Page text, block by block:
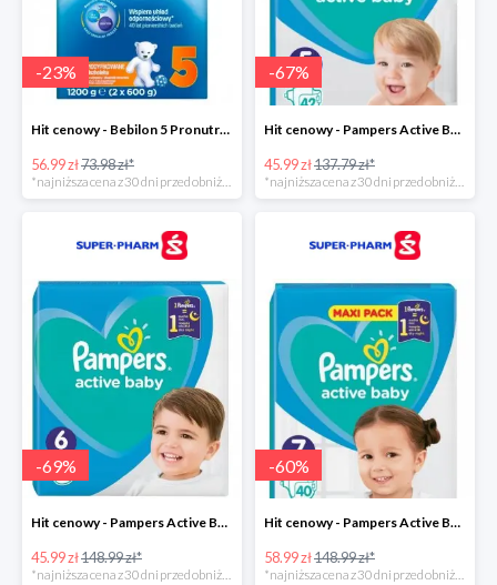
-23%
Hit cenowy - Bebilon 5 Pronutra Advance
56.99 zł73.98 zł*
*najniższa cena z 30 dni przed obniżką
-67%
Hit cenowy - Pampers Active Baby 5
45.99 zł137.79 zł*
*najniższa cena z 30 dni przed obniżką
-69%
Hit cenowy - Pampers Active Baby 6
45.99 zł148.99 zł*
*najniższa cena z 30 dni przed obniżką
-60%
Hit cenowy - Pampers Active Baby 7
58.99 zł148.99 zł*
*najniższa cena z 30 dni przed obniżką